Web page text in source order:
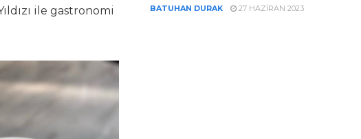
ile gastronomi
BATUHAN DURAK 27 HAZIRAN 2023